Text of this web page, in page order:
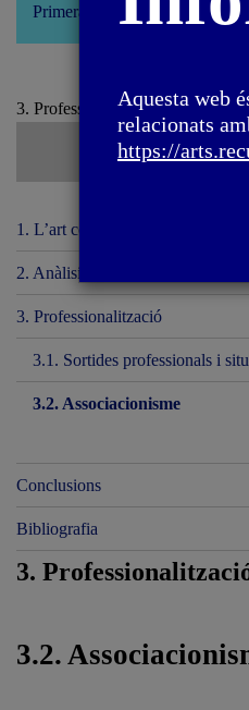
Primera edició: febrer 2022
3. Professionalització / 3.2.
1. L’art com a servei públic i dret
2. Anàlisi del sector públic de les
3. Professionalització
3.1. Sortides professionals i
3.2. Associacionisme
Conclusions
Bibliografia
3.
3.2.
Aquesta web
relacionats
https://